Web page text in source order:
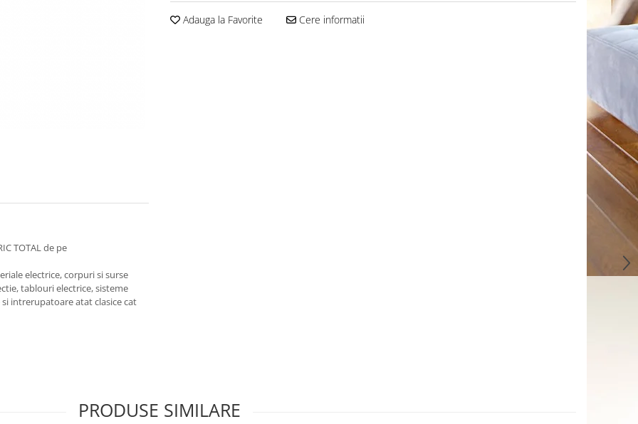
Adauga la Favorite Cere informatii
TOTAL de pe
electrice, corpuri si surse
tablouri electrice, sisteme
intrerupatoare atat clasice cat
PRODUSE SIMILARE